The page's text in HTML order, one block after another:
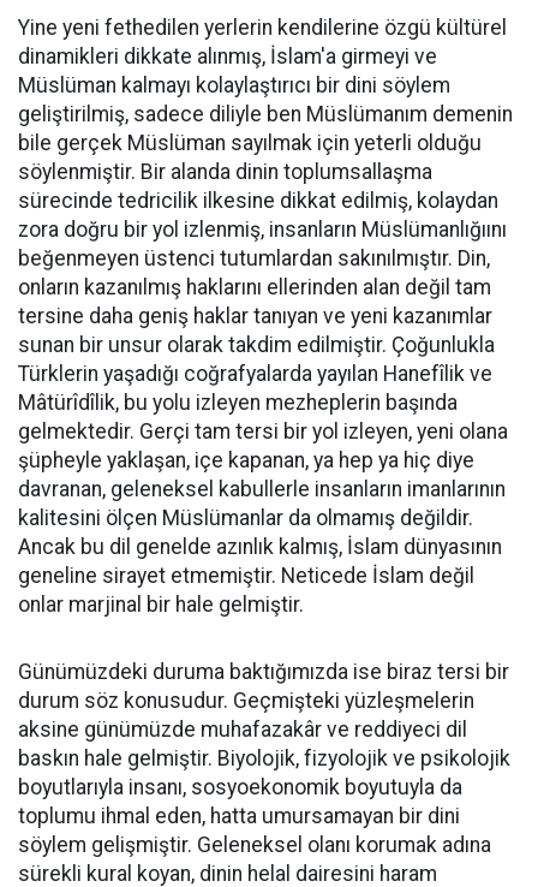
Yine yeni fethedilen yerlerin kendilerine özgü kültürel
dinamikleri dikkate alınmış, İslam'a girmeyi ve
Müslüman kalmayı kolaylaştırıcı bir dini söylem
geliştirilmiş, sadece diliyle ben Müslümanım demenin
bile gerçek Müslüman sayılmak için yeterli olduğu
söylenmiştir. Bir alanda dinin toplumsallaşma
sürecinde tedricilik ilkesine dikkat edilmiş, kolaydan
zora doğru bir yol izlenmiş, insanların Müslümanlığıını
beğenmeyen üstenci tutumlardan sakınılmıştır. Din,
onların kazanılmış haklarını ellerinden alan değil tam
tersine daha geniş haklar tanıyan ve yeni kazanımlar
sunan bir unsur olarak takdim edilmiştir. Çoğunlukla
Türklerin yaşadığı coğrafyalarda yayılan Hanefîlik ve
Mâtürîdîlik, bu yolu izleyen mezheplerin başında
gelmektedir. Gerçi tam tersi bir yol izleyen, yeni olana
şüpheyle yaklaşan, içe kapanan, ya hep ya hiç diye
davranan, geleneksel kabullerle insanların imanlarının
kalitesini ölçen Müslümanlar da olmamış değildir.
Ancak bu dil genelde azınlık kalmış, İslam dünyasının
geneline sirayet etmemiştir. Neticede İslam değil
onlar marjinal bir hale gelmiştir.
Günümüzdeki duruma baktığımızda ise biraz tersi bir
durum söz konusudur. Geçmişteki yüzleşmelerin
aksine günümüzde muhafazakâr ve reddiyeci dil
baskın hale gelmiştir. Biyolojik, fizyolojik ve psikolojik
boyutlarıyla insanı, sosyoekonomik boyutuyla da
toplumu ihmal eden, hatta umursamayan bir dini
söylem gelişmiştir. Geleneksel olanı korumak adına
sürekli kural koyan, dinin helal dairesini haram